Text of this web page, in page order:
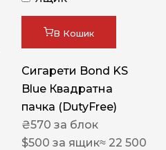
В Кошик
Сигарети Bond KS
Blue Квадратна
пачка (DutyFree)
₴570 за блок
$500 за ящик≈ 22 500